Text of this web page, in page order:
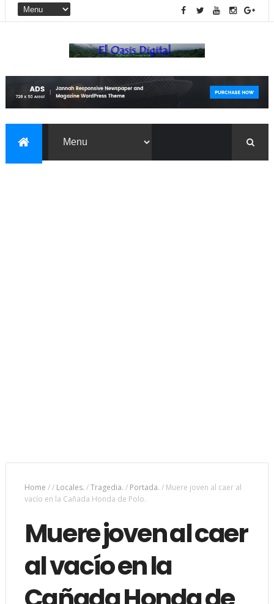
Home // Locales. /Tragedia. / Portada. / Muere joven al caer al
vacío en la Cañada Honda de Polo.
Muere joven al caer
al vacío en la